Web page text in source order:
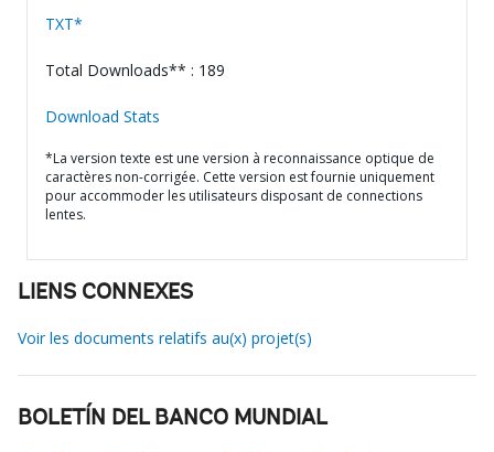
TXT*
Total Downloads** : 189
Download Stats
*La version texte est une version à reconnaissance optique de
caractères non-corrigée. Cette version est fournie uniquement
pour accommoder les utilisateurs disposant de connections
lentes.
LIENS CONNEXES
Voir les documents relatifs au(x) projet(s)
BOLETÍN DEL BANCO MUNDIAL